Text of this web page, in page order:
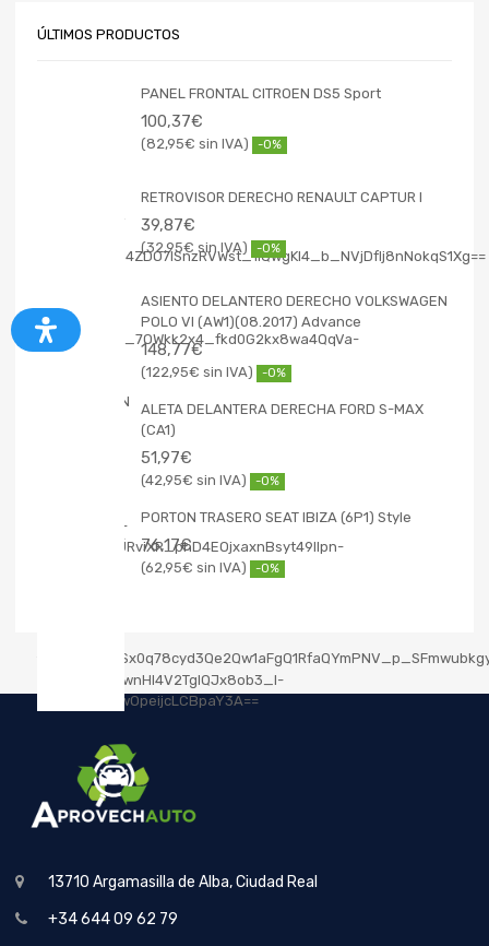
ÚLTIMOS PRODUCTOS
PANEL FRONTAL CITROEN DS5 Sport
100,37€
82,95€ -0%
RETROVISOR DERECHO RENAULT CAPTUR I
39,87€
32,95€ -0%
ASIENTO DELANTERO DERECHO VOLKSWAGEN
POLO VI (AW1)(08.2017) Advance
148,77€
122,95€ -0%
ALETA DELANTERA DERECHA FORD S-MAX
(CA1)
51,97€
42,95€ -0%
PORTON TRASERO SEAT IBIZA (6P1) Style
76,17€
62,95€ -0%
13710 Argamasilla de Alba, Ciudad Real
+34 644 09 62 79